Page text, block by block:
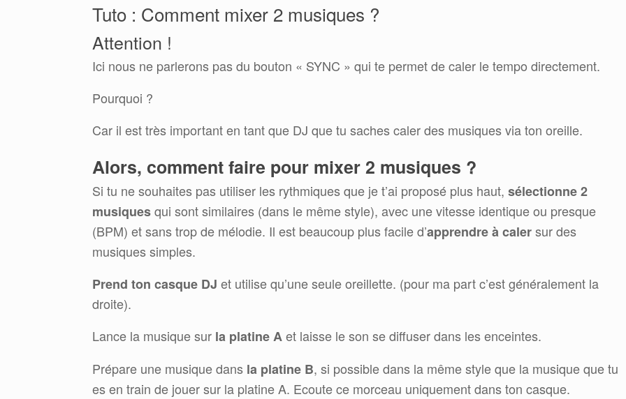
Tuto : Comment mixer 2 musiques ?
Attention !
Ici nous ne parlerons pas du bouton « SYNC » qui te permet de caler le tempo directement.
Pourquoi ?
Car il est très important en tant que DJ que tu saches caler des musiques via ton oreille.
Alors, comment faire pour mixer 2 musiques ?
Si tu ne souhaites pas utiliser les rythmiques que je t’ai proposé plus haut, sélectionne 2
musiquesqui sont similaires (dans le même style), avec une vitesse identique ou presque
(BPM) et sans trop de mélodie. Il est beaucoup plus facile d’apprendre à calersur des
musiques simples.
Prend ton casque DJ et utilise qu’une seule oreillette. (pour ma part c’est généralement la
droite).
Lance la musique sur la platine Aet laisse le son se diffuser dans les enceintes.
Prépare une musique dans la platine B, si possible dans la même style que la musique que tu
es en train de jouer sur la platine A. Ecoute ce morceau uniquement dans ton casque.